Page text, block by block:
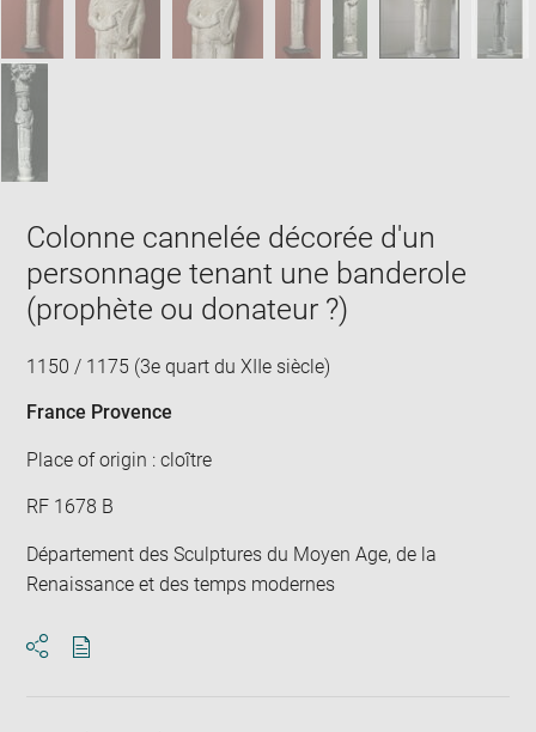
Colonne cannelée décorée d'un
personnage tenant une banderole
(prophète ou donateur ?)
1150 / 1175 (3e quart du XIIe siècle)
France Provence
Place of origin : cloître
RF 1678 B
Département des Sculptures du Moyen Age, de la
Renaissance et des temps modernes